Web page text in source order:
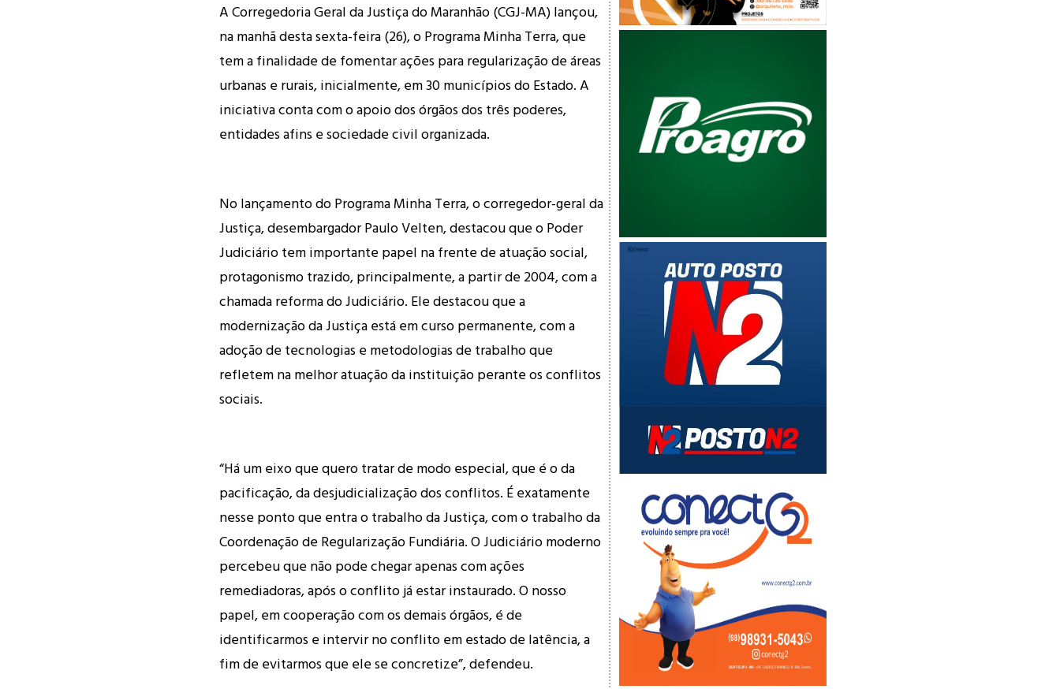
A Corregedoria Geral da Justiça do Maranhão (CGJ-MA) lançou,
na manhã desta sexta-feira (26), o Programa Minha Terra, que
tem a finalidade de fomentar ações para regularização de áreas
urbanas e rurais, inicialmente, em 30 municípios do Estado. A
iniciativa conta com o apoio dos órgãos dos três poderes,
entidades afins e sociedade civil organizada.
No lançamento do Programa Minha Terra, o corregedor-geral da
Justiça, desembargador Paulo Velten, destacou que o Poder
Judiciário tem importante papel na frente de atuação social,
protagonismo trazido, principalmente, a partir de 2004, com a
chamada reforma do Judiciário. Ele destacou que a
modernização da Justiça está em curso permanente, com a
adoção de tecnologias e metodologias de trabalho que
refletem na melhor atuação da instituição perante os conflitos
sociais.
“Há um eixo que quero tratar de modo especial, que é o da
pacificação, da desjudicialização dos conflitos. É exatamente
nesse ponto que entra o trabalho da Justiça, com o trabalho da
Coordenação de Regularização Fundiária. O Judiciário moderno
percebeu que não pode chegar apenas com ações
remediadoras, após o conflito já estar instaurado. O nosso
papel, em cooperação com os demais órgãos, é de
identificarmos e intervir no conflito em estado de latência, a
fim de evitarmos que ele se concretize”, defendeu.